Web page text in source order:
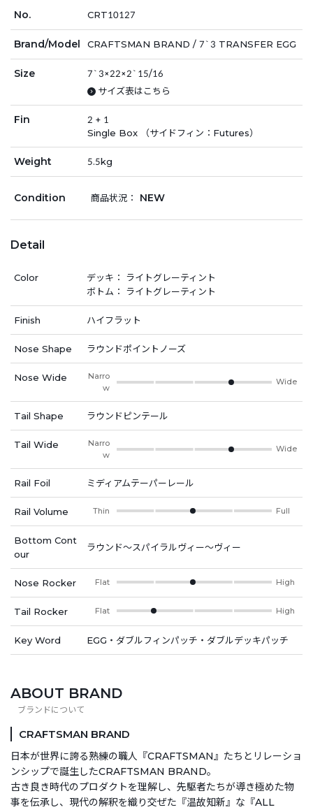
No. CRT10127
Brand/Model CRAFTSMAN BRAND / 7`3 TRANSFER EGG
Size
7`3×22×2`15/16
サイズ表はこちら
Fin
2 + 1
Single Box （サイドフィン：Futures）
Weight 5.5kg
Condition 商品状況： NEW
Detail
Color
デッキ： ライトグレーティント
ボトム： ライトグレーティント
Finish ハイフラット
Nose Shape ラウンドポイントノーズ
Nose Wide
Narro
w
Wide
Tail Shape ラウンドピンテール
Tail Wide
Narro
w
Wide
Rail Foil ミディアムテーパーレール
Rail Volume Thin Full
Bottom Cont
our
ラウンド～スパイラルヴィー～ヴィー
Nose Rocker Flat High
Tail Rocker Flat High
Key Word EGG・ダブルフィンパッチ・ダブルデッキパッチ
ABOUT BRAND
CRAFTSMAN BRAND
日本が世界に誇る熟練の職人『CRAFTSMAN』たちとリレーショ
ンシップで誕生したCRAFTSMAN BRAND。
古き良き時代のプロダクトを理解し、先駆者たちが導き極めた物
事を伝承し、現代の解釈を織り交ぜた『温故知新』な『ALL